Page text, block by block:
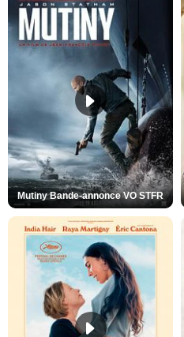
Mutiny Bande-annonce VO STFR